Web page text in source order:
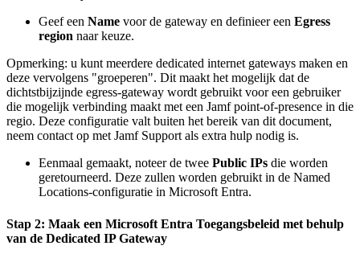
Geef een Name voor de gateway en definieer een Egress
region naar keuze.
Opmerking: u kunt meerdere dedicated internet gateways maken en
deze vervolgens "groeperen". Dit maakt het mogelijk dat de
dichtstbijzijnde egress-gateway wordt gebruikt voor een gebruiker
die mogelijk verbinding maakt met een Jamf point-of-presence in die
regio. Deze configuratie valt buiten het bereik van dit document,
neem contact op met Jamf Support als extra hulp nodig is.
Eenmaal gemaakt, noteer de twee Public IPs die worden
geretourneerd. Deze zullen worden gebruikt in de Named
Locations-configuratie in Microsoft Entra.
Stap 2: Maak een Microsoft Entra Toegangsbeleid met behulp
van de Dedicated IP Gateway